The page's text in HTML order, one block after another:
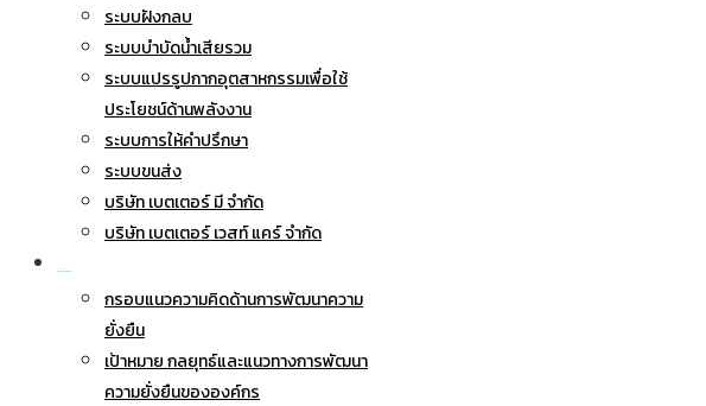
ระบบฝังกลบ
ระบบบำบัดน้ำเสียรวม
ระบบแปรรูปกากอุตสาหกรรมเพื่อใช้
ประโยชน์ด้านพลังงาน
ระบบการให้คำปรึกษา
ระบบขนส่ง
บริษัท เบตเตอร์ มี จำกัด
บริษัท เบตเตอร์ เวสท์ แคร์ จำกัด
กรอบแนวความคิดด้านการพัฒนาความ
ยั่งยืน
เป้าหมาย กลยุทธ์และแนวทางการพัฒนา
ความยั่งยืนขององค์กร